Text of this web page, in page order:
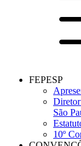
FEPESP
São
10º